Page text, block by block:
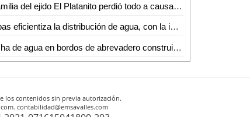
Una familia del ejido El Platanito perdió todo a causa de un un incendio
Interapas eficientiza la distribución de agua, con la incorporación de nuevos pozos
Cosecha de agua en bordos de abrevadero construidos por el Gobierno de la Capital brinda alivio ante crisis hídrica
los contenidos sin previa autorización.
contabilidad@emsavalles.com